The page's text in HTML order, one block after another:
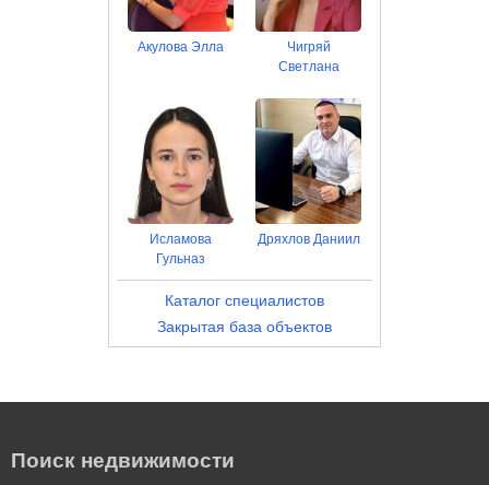
Акулова Элла
Чигряй
Светлана
Исламова
Гульназ
Дряхлов Даниил
Каталог специалистов
Закрытая база объектов
Поиск недвижимости